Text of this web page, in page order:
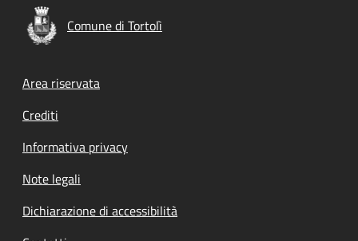
Comune di Tortolì
Footer menu
Area riservata
Crediti
Informativa privacy
Note legali
Dichiarazione di accessibilità